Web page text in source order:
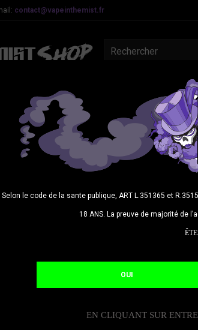
Selon le code de la sante publique, ART L.351365 et
18 ANS. La preuve de majorité de
OUI
EN CLIQUANT SUR
contact@vapeinthemist.fr
DEBUTANTS MATERIEL CONFIRMES
RESISTANCES M0.15 Quadra Coil 0.15 Ω